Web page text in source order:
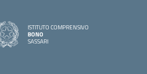
ISTITUTO COMPRENSIVO
BONO
SASSARI